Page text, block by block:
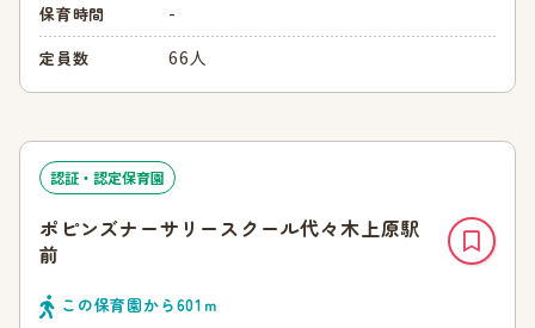
保育時間 -
定員数 66人
認証・認定保育園
ポピンズナーサリースクール代々木上原駅
前
この保育園から601 ｍ